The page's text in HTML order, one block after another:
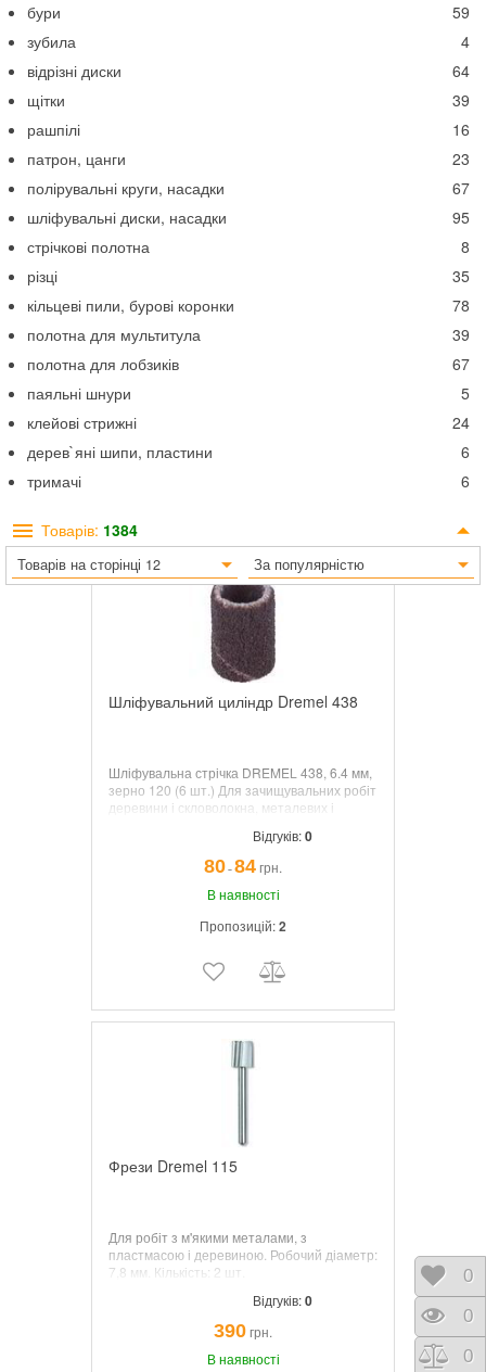
59
бури
4
зубила
64
відрізні диски
39
щітки
16
рашпілі
23
патрон, цанги
67
полірувальні круги, насадки
95
шліфувальні диски, насадки
8
стрічкові полотна
35
різці
78
кільцеві пили, бурові коронки
39
полотна для мультитула
67
полотна для лобзиків
5
паяльні шнури
24
клейові стрижні
6
дерев`яні шипи, пластини
6
тримачі
Товарів: 1384
Товарів на сторінці 12 За популярністю
Шліфувальний циліндр Dremel 438
Шліфувальна стрічка DREMEL 438, 6.4 мм,
зерно 120 (6 шт.) Для зачищувальних робіт
деревини і скловолокна, металевих і
Відгуків:0
80¯84грн.
В наявності
Пропозицій:2
Фрези Dremel 115
Для робіт з м'якими металами, з
пластмасою і деревиною. Робочий діаметр:
7,8 мм. Кількість: 2 шт.
Відгуків:0
390грн.
В наявності
0
0
0